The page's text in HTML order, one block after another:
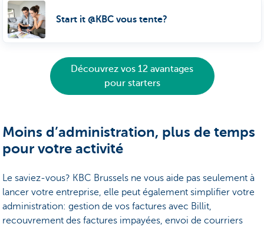
Start it @KBC vous tente?
Découvrez vos 12 avantages
pour starters
Moins d’administration, plus de temps
pour votre activité
Le saviez-vous? KBC Brussels ne vous aide pas seulement à
lancer votre entreprise, elle peut également simplifier votre
administration: gestion de vos factures avec Billit,
recouvrement des factures impayées, envoi de courriers